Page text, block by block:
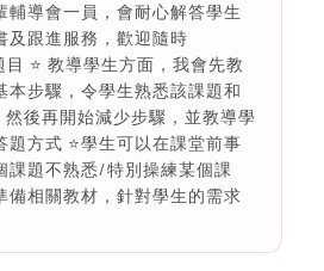
輔導會一員，會耐心解答學生
及跟進服務，歡迎隨時
⭐️ 教導學生方面，我會先教
本步驟，令學生熟悉該課題和
後再開始減少步驟，並教導學
題方式 ⭐️學生可以在課堂前事
課題不熟悉/特別操練某個課
備相關教材，針對學生的需求